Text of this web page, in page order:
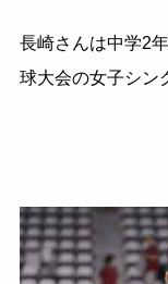
長崎さんは中学2
球大会の女子シン